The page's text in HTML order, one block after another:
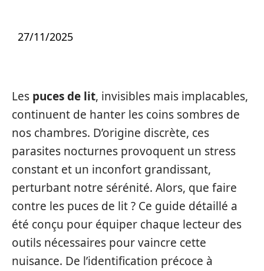
27/11/2025
Les puces de lit, invisibles mais implacables,
continuent de hanter les coins sombres de
nos chambres. D’origine discrète, ces
parasites nocturnes provoquent un stress
constant et un inconfort grandissant,
perturbant notre sérénité. Alors, que faire
contre les puces de lit ? Ce guide détaillé a
été conçu pour équiper chaque lecteur des
outils nécessaires pour vaincre cette
nuisance. De l’identification précoce à